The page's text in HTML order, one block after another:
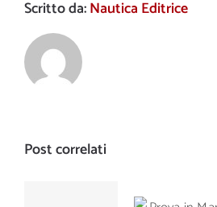
Scritto da:Nautica Editrice
Post correlati